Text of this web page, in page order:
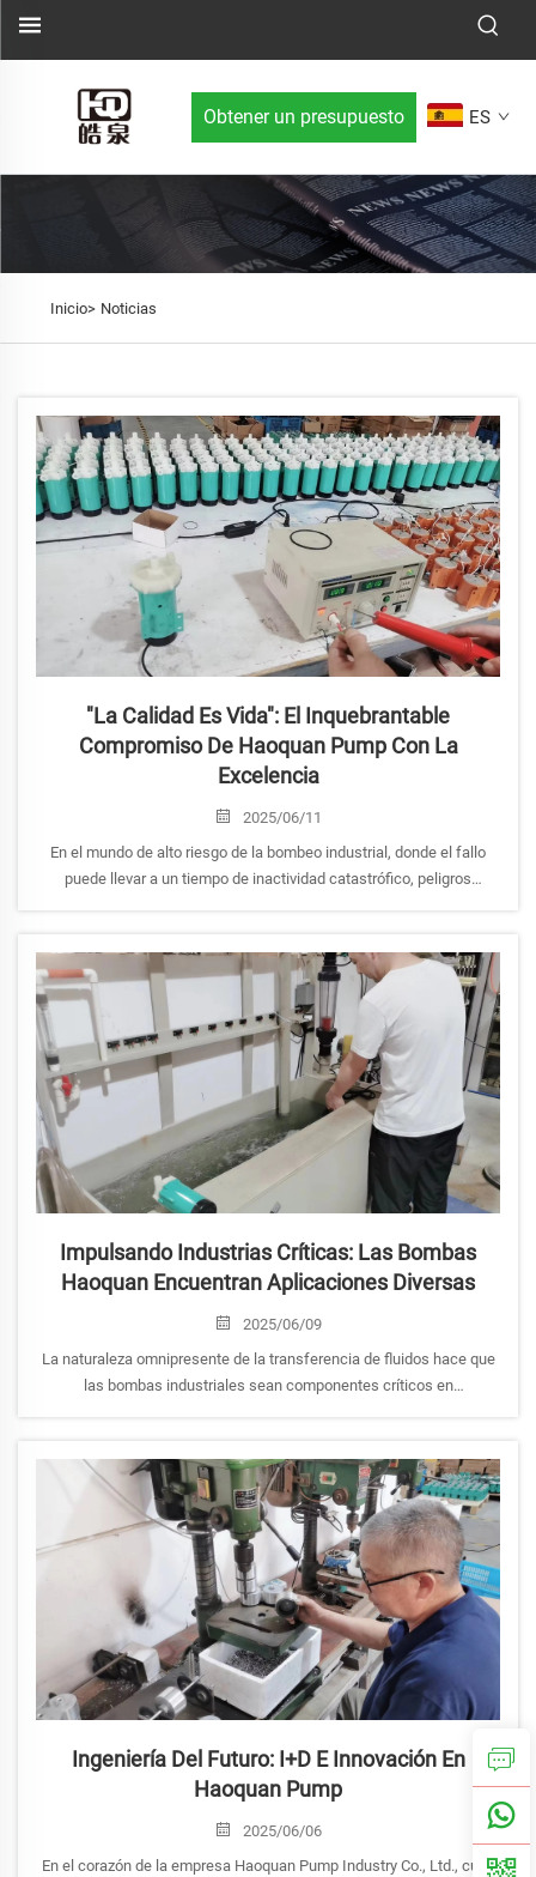
Obtener un presupuesto ES
Inicio> Noticias
"La Calidad Es Vida": El Inquebrantable
Compromiso De Haoquan Pump Con La
Excelencia
2025/06/11
En el mundo de alto riesgo de la bombeo industrial, donde el fallo
puede llevar a un tiempo de inactividad catastrófico, peligros
calidad es vida..."
Impulsando Industrias Críticas: Las Bombas
Haoquan Encuentran Aplicaciones Diversas
2025/06/09
La naturaleza omnipresente de la transferencia de fluidos hace que
las bombas industriales sean componentes críticos en
establecido una huella significativa en el thr...
Ingeniería Del Futuro: I+D E Innovación En
Haoquan Pump
2025/06/06
En el corazón de la empresa Haoquan Pump Industry Co., Ltd., cuyo